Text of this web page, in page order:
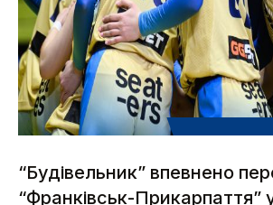
“Будівельник” впевнено
“Франківськ-Прикарпаття”